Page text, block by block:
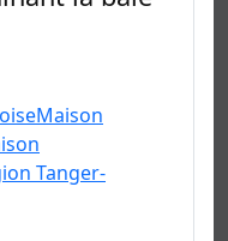
Maison
Tanger-